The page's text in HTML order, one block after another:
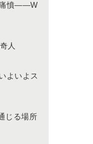
痛憤――W
人
よいよス
じる場所